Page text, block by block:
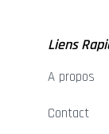
Liens
A propos
Contact